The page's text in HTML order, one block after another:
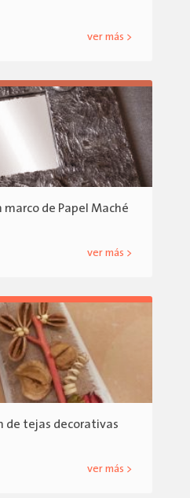
ver más >
marco de Papel Maché
ver más >
de tejas decorativas
ver más >